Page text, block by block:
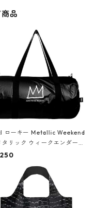
品
ローキー Metallic Weekend
タリック ウィークエンダー
ンバッグ ショルダーバッグ
ジャン=ミッシェル・バスキ
ラウン ブラック